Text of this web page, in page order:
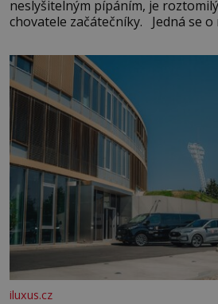
neslyšitelným pípáním, je
chovatele začátečníky. Jedná se
času tráví na zemi, kde sbírá
domovinou je prakticky celá
pobřežní oblasti.
iluxus.cz